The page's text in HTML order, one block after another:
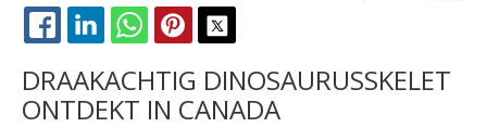
FACEBOOK
LINKEDINWHATSAPPPINTEREST
DRAAKACHTIG DINOSAURUSSKELET
ONTDEKT IN CANADA